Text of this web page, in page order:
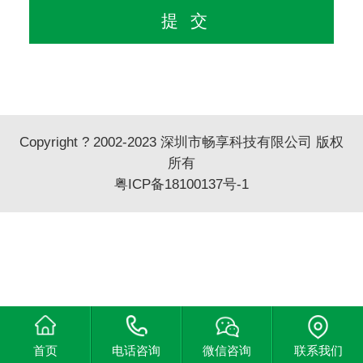
Copyright ? 2002-2023 深圳市畅享科技有限公司 版权
所有
粤ICP备18100137号-1
首页 电话咨询 微信咨询 联系我们